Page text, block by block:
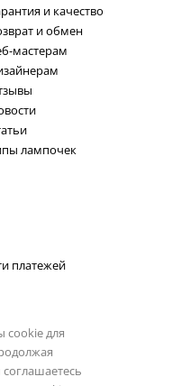
и качество
и обмен
мастерам
лампочек
платежей
cookie для